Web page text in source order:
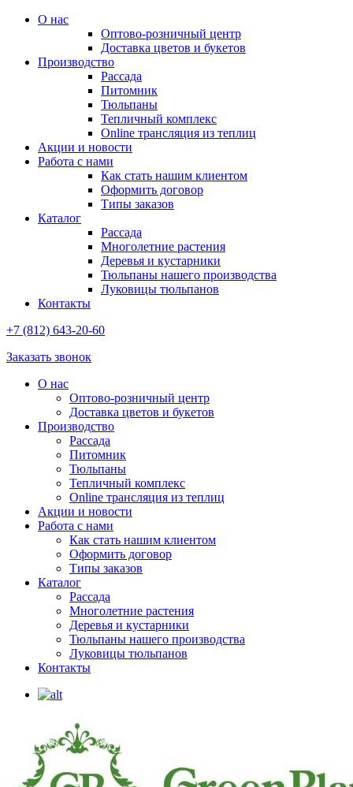
О нас
Оптово-розничный центр
Доставка цветов и букетов
Производство
Рассада
Питомник
Тюльпаны
Тепличный комплекс
Online трансляция из теплиц
Акции и новости
Работа с нами
Как стать нашим клиентом
Оформить договор
Типы заказов
Каталог
Рассада
Многолетние растения
Деревья и кустарники
Тюльпаны нашего производства
Луковицы тюльпанов
Контакты
+7 (812) 643-20-60
Заказать звонок
О нас
Оптово-розничный центр
Доставка цветов и букетов
Производство
Рассада
Питомник
Тюльпаны
Тепличный комплекс
Online трансляция из теплиц
Акции и новости
Работа с нами
Как стать нашим клиентом
Оформить договор
Типы заказов
Каталог
Рассада
Многолетние растения
Деревья и кустарники
Тюльпаны нашего производства
Луковицы тюльпанов
Контакты